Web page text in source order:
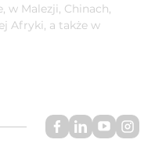
w Malezji, Chinach,
Afryki, a także w